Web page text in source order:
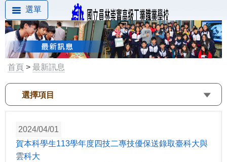
選單
首頁 > 最新訊息
選擇項目
2024/04/01
賀本科學生113學年度四技二專技優保送錄取臺科大與
雲科大